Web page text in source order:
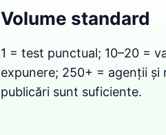
Volume standard
1 = test punctual; 10–20 =
expunere; 250+ = agenții și
publicări sunt suficiente.